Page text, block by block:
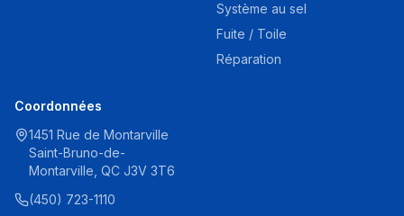
Système au sel
Fuite / Toile
Réparation
Coordonnées
1451 Rue de Montarville
Saint-Bruno-de-
Montarville, QC J3V 3T6
(450) 723-1110